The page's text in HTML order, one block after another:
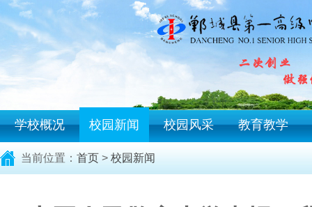
学校概况 校园新闻 校园风采 教育教学
当前位置： 首页 > 校园新闻